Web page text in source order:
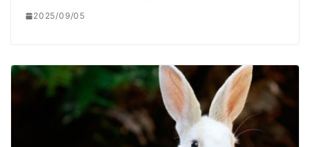
2025/09/05